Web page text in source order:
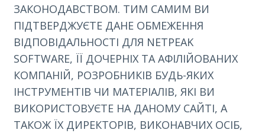
ЗАКОНОДАВСТВОМ. ТИМ САМИМ ВИ
ПІДТВЕРДЖУЄТЕ ДАНЕ ОБМЕЖЕННЯ
ВІДПОВІДАЛЬНОСТІ ДЛЯ NETPEAK
SOFTWARE, ЇЇ ДОЧЕРНІХ ТА АФІЛІЙОВАНИХ
КОМПАНІЙ, РОЗРОБНИКІВ БУДЬ-ЯКИХ
ІНСТРУМЕНТІВ ЧИ МАТЕРІАЛІВ, ЯКІ ВИ
ВИКОРИСТОВУЄТЕ НА ДАНОМУ САЙТІ, А
ТАКОЖ ЇХ ДИРЕКТОРІВ, ВИКОНАВЧИХ ОСІБ,